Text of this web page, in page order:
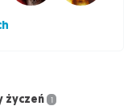
życzeń 1